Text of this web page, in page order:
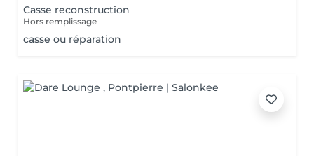
Casse reconstruction
Hors remplissage
casse ou réparation